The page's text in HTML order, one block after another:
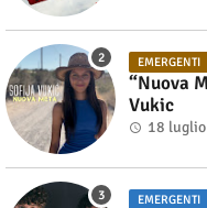
EMERGENTI
“Nuova
Vukic
18 luglio
EMERGENTI